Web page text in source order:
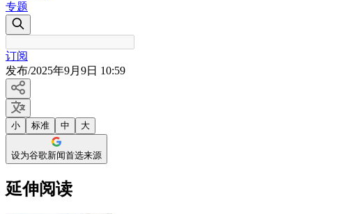
专题
订阅
发布/2025年9月9日 10:59
小 标准 中 大
设为谷歌新闻首选来源
延伸阅读